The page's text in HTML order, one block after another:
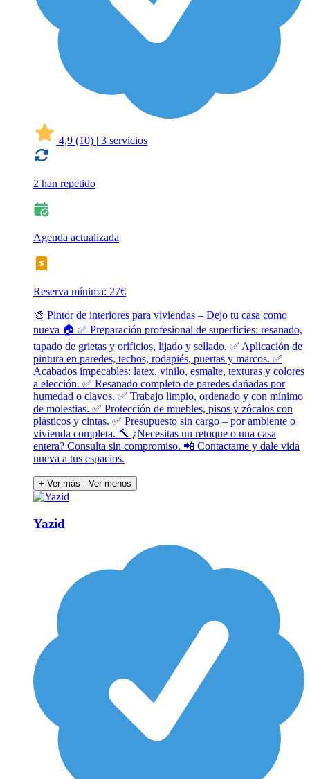
4,9 (10) | 3 servicios
2 han repetido
Agenda actualizada
Reserva mínima: 27€
🎨 Pintor de interiores para viviendas – Dejo tu casa como
nueva 🏠 ✅ Preparación profesional de superficies: resanado,
tapado de grietas y orificios, lijado y sellado. ✅ Aplicación de
pintura en paredes, techos, rodapiés, puertas y marcos. ✅
Acabados impecables: latex, vinilo, esmalte, texturas y colores
a elección. ✅ Resanado completo de paredes dañadas por
humedad o clavos. ✅ Trabajo limpio, ordenado y con mínimo
de molestias. ✅ Protección de muebles, pisos y zócalos con
plásticos y cintas. ✅ Presupuesto sin cargo – por ambiente o
vivienda completa. 🔨 ¿Necesitas un retoque o una casa
entera? Consulta sin compromiso. 📲 Contactame y dale vida
nueva a tus espacios.
+ Ver más - Ver menos
Yazid